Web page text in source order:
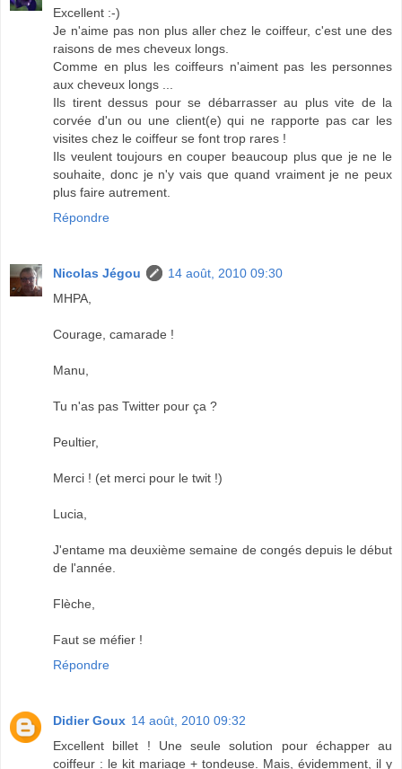
Excellent :-)
Je n'aime pas non plus aller chez le coiffeur, c'est une des
raisons de mes cheveux longs.
Comme en plus les coiffeurs n'aiment pas les personnes
aux cheveux longs ...
Ils tirent dessus pour se débarrasser au plus vite de la
corvée d'un ou une client(e) qui ne rapporte pas car les
visites chez le coiffeur se font trop rares !
Ils veulent toujours en couper beaucoup plus que je ne le
souhaite, donc je n'y vais que quand vraiment je ne peux
plus faire autrement.
Répondre
Nicolas Jégou
14 août, 2010 09:30
MHPA,
Courage, camarade !
Manu,
Tu n'as pas Twitter pour ça ?
Peultier,
Merci ! (et merci pour le twit !)
Lucia,
J'entame ma deuxième semaine de congés depuis le début
de l'année.
Flèche,
Faut se méfier !
Répondre
Didier Goux 14 août, 2010 09:32
Excellent billet ! Une seule solution pour échapper au
coiffeur : le kit mariage + tondeuse. Mais, évidemment, il y